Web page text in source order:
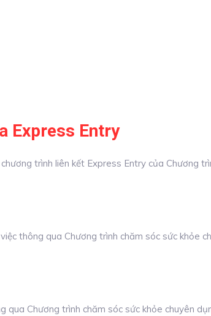
Express Entry
trình liên kết Express Entry của
thông qua Chương trình chăm sóc sức khỏe
Chương trình chăm sóc sức khỏe chuyên